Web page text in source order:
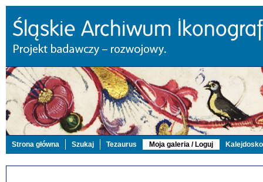
Strona główna Szukaj Tezaurus Moja galeria / Loguj